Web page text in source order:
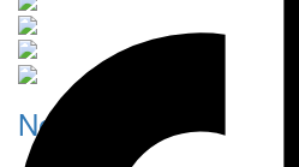
News